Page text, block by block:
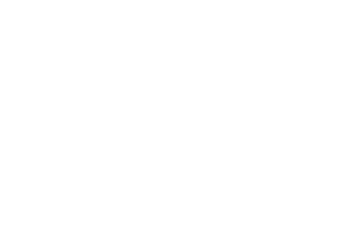
EU
Kapiteln mit den dazugehörigen
Visumpflicht beziehungsweise
Einreise in die Bundesrepublik